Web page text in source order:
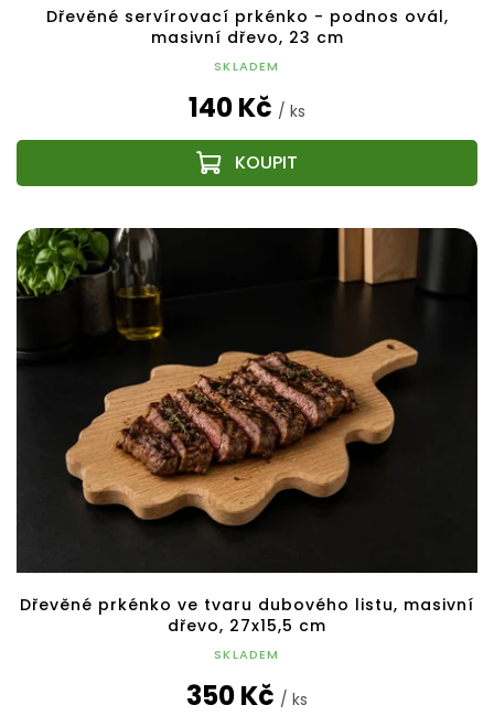
Dřevěné servírovací prkénko - podnos ovál,
masivní dřevo, 23 cm
SKLADEM
140 Kč / ks
Dřevěné prkénko ve tvaru dubového listu, masivní
dřevo, 27x15,5 cm
SKLADEM
350 Kč / ks